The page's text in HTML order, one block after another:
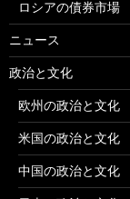
ロシアの債券市場
ニュース
政治と文化
欧州の政治と文化
米国の政治と文化
中国の政治と文化